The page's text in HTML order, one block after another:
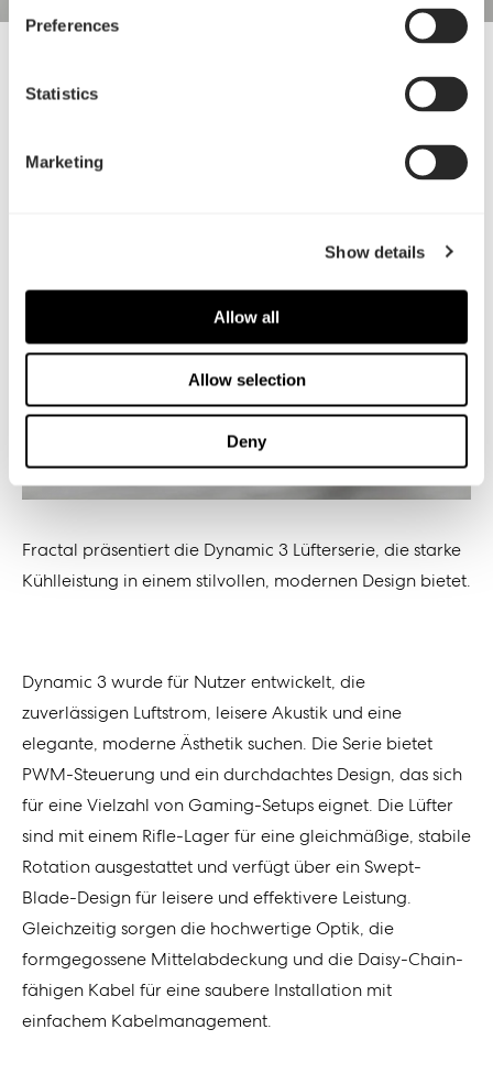
Preferences
Statistics
Marketing
Show details
Allow all
Allow selection
Deny
Dynamic 3 Lüfter
Fractal präsentiert die Dynamic 3 Lüfterserie, die starke
Kühlleistung in einem stilvollen, modernen Design bietet.
Dynamic 3 wurde für Nutzer entwickelt, die
zuverlässigen Luftstrom, leisere Akustik und eine
elegante, moderne Ästhetik suchen. Die Serie bietet
PWM-Steuerung und ein durchdachtes Design, das sich
für eine Vielzahl von Gaming-Setups eignet. Die Lüfter
sind mit einem Rifle-Lager für eine gleichmäßige, stabile
Rotation ausgestattet und verfügt über ein Swept-
Blade-Design für leisere und effektivere Leistung.
Gleichzeitig sorgen die hochwertige Optik, die
formgegossene Mittelabdeckung und die Daisy-Chain-
fähigen Kabel für eine saubere Installation mit
einfachem Kabelmanagement.